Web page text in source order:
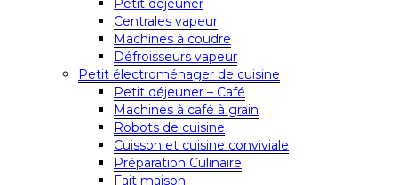
Petit déjeuner
Centrales vapeur
Machines à coudre
Défroisseurs vapeur
Petit électroménager de cuisine
Petit déjeuner – Café
Machines à café à grain
Robots de cuisine
Cuisson et cuisine conviviale
Préparation Culinaire
Fait maison